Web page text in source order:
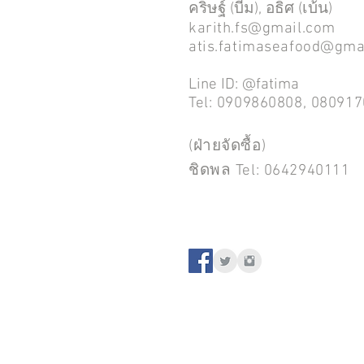
คริษฐ์ (บีม), อธิศ (เบ้น)
karith.fs@gmail.com
Line ID: @fatima
Tel: 0909860808,
(ฝ่ายจัดซื้อ)
ชิดพล Tel: 0642940111